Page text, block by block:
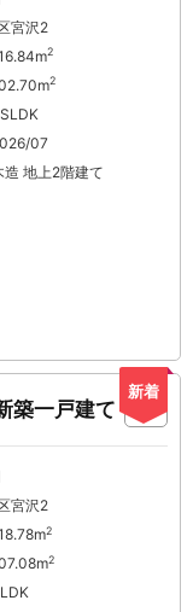
宮沢2
2
2
07
造 地上2階建て
新着
築一戸建て
宮沢2
2
2